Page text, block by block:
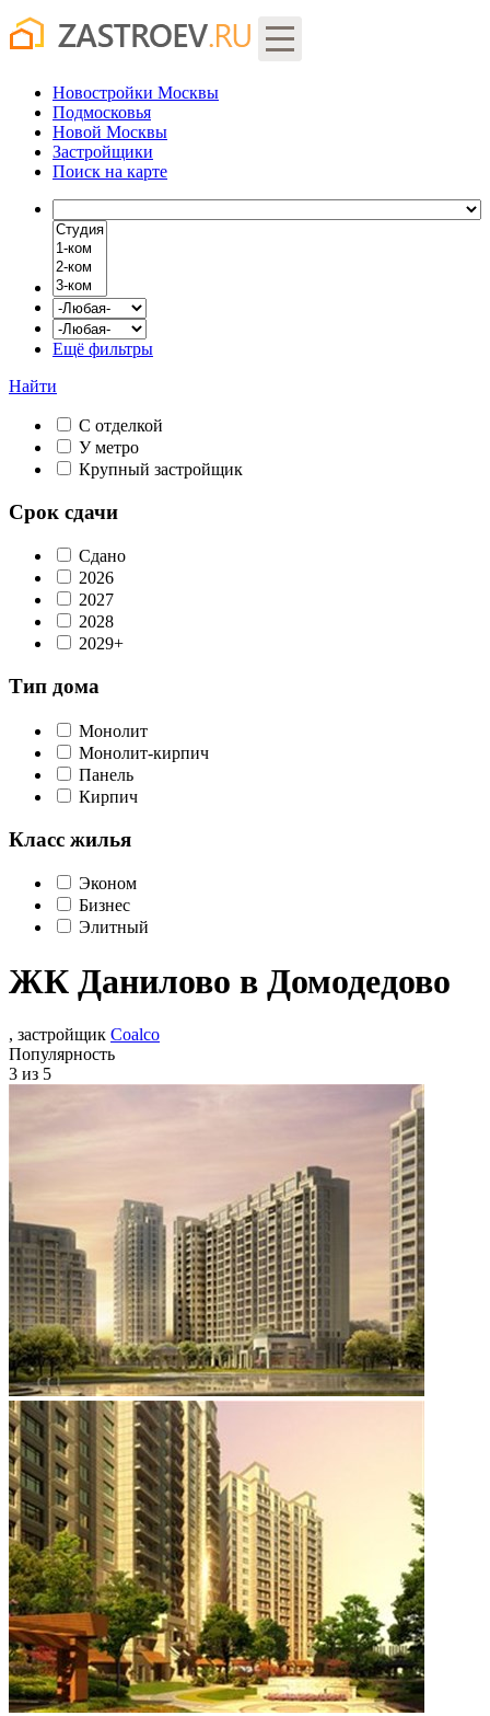
Новостройки Москвы
Подмосковья
Новой Москвы
Застройщики
Поиск на карте
Ещё фильтры
Найти
С отделкой
У метро
Крупный застройщик
Срок сдачи
Сдано
2026
2027
2028
2029+
Тип дома
Монолит
Монолит-кирпич
Панель
Кирпич
Класс жилья
Эконом
Бизнес
Элитный
ЖК Данилово в Домодедово
, застройщик Coalco
Популярность
3 из 5